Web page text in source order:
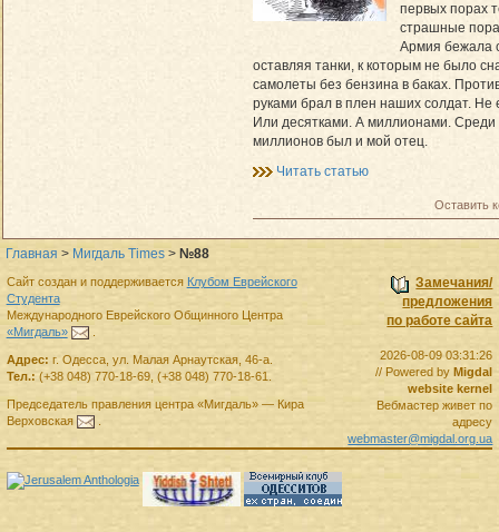
первых порах
страшные
Армия бежала
оставляя танки, к которым не было
самолеты без бензина в баках.
руками брал в плен наших солдат. Не
Или десятками. А миллионами. Среди
миллионов был и мой отец.
Читать статью
Оставить
Главная > Мигдаль Times > №88
Замечания/
предложения
по работе сайта
2026-08-09 03:31:26
// Powered by Migdal
website kernel
Вебмастер живет по
адресу
webmaster@migdal.org.ua
Сайт создан и поддерживается Клубом Еврейского
Студента
Международного Еврейского Общинного Центра
«Мигдаль»
Адрес: г. Одесса, ул. Малая Арнаутская, 46-а.
Тел.: (+38 048) 770-18-69, (+38 048) 770-18-61
Председатель правленияцентра «Мигдаль»— Кира
Верховская